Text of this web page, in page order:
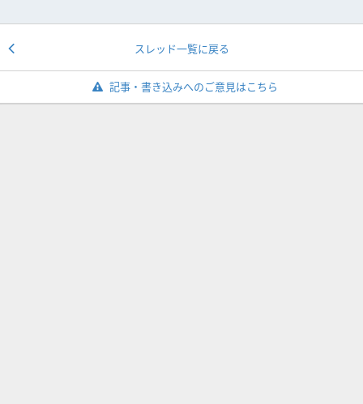
スレッド一覧に戻る
記事・書き込みへのご意見はこちら